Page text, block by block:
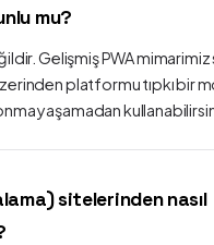
mu?
Gelişmiş PWA
platformu tıpkı bir
yaşamadan
sitelerinden nasıl